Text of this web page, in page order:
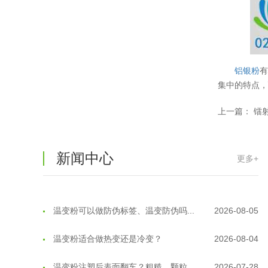
铝银粉
集中的特点
上一篇：镭
新闻中心 更多+
2026-07-09
2026-07-07